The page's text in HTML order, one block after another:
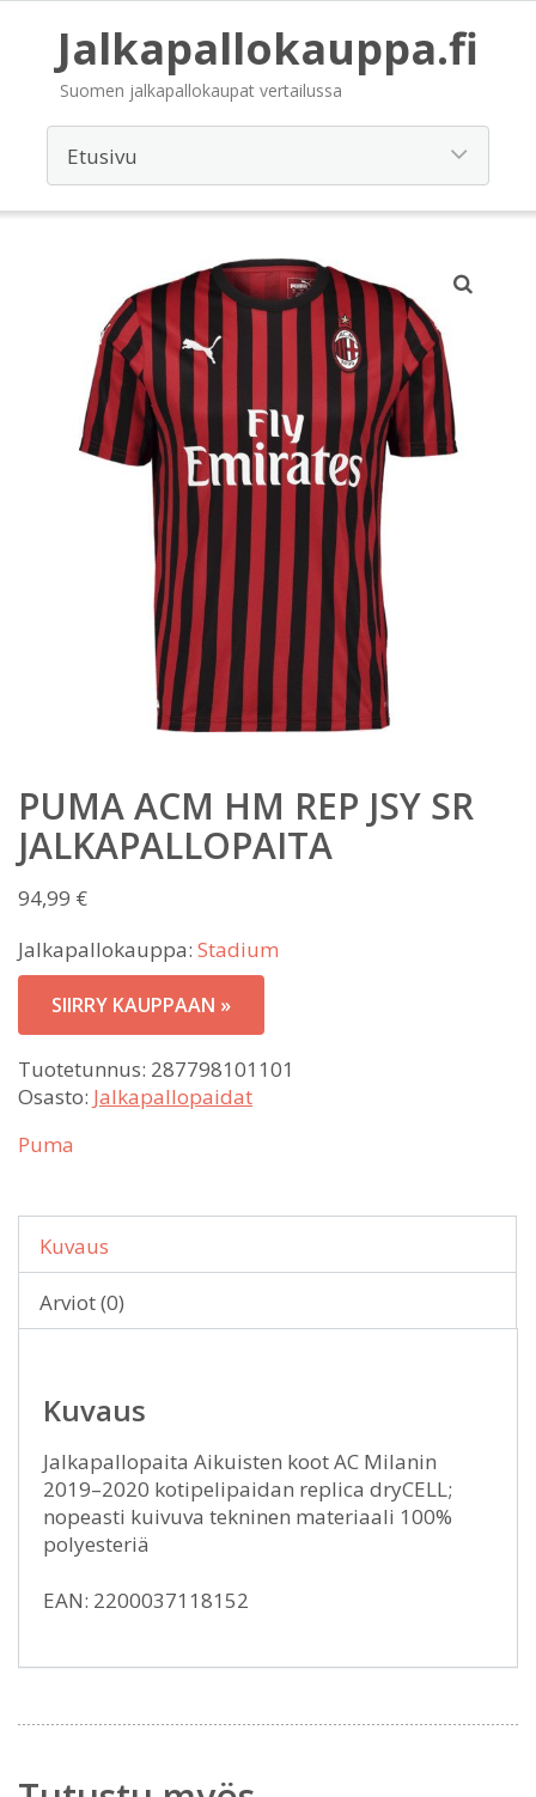
Jalkapallokauppa.fi
Suomen jalkapallokaupat vertailussa
PUMA ACM HM REP JSY SR
JALKAPALLOPAITA
94,99 €
Jalkapallokauppa: Stadium
SIIRRY KAUPPAAN »
Tuotetunnus: 287798101101
Osasto: Jalkapallopaidat
Puma
Kuvaus
Arviot (0)
Kuvaus
Jalkapallopaita Aikuisten koot AC Milanin
2019–2020 kotipelipaidan replica dryCELL;
nopeasti kuivuva tekninen materiaali 100%
polyesteriä
EAN: 2200037118152